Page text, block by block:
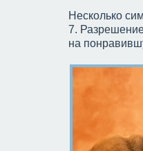
Несколько
7.
на